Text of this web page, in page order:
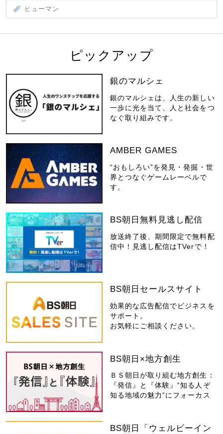
ヒューマン
ピックアップ
銀のマルシェ
銀のマルシェは、人生の新しい
一歩に光を当て、人と社会をつ
なぐ取り組みです。
AMBER GAMES
“おもしろい”を発見・発掘・世
界とつなぐゲームレーベルで
す。
BS朝日無料見逃し配信
放送終了後、期間限定で無料配
信中！見逃し配信はTVerで！
BS朝日セールスサイト
効果的な広告配信でビジネスを
サポート。
お気軽にご相談ください。
BS朝日×地方創生
ＢＳ朝日が取り組む地方創生：
『発信』と『体験』“知る人ぞ
知る地域の魅力”にフォーカス
BS朝日「ウェルビーイン